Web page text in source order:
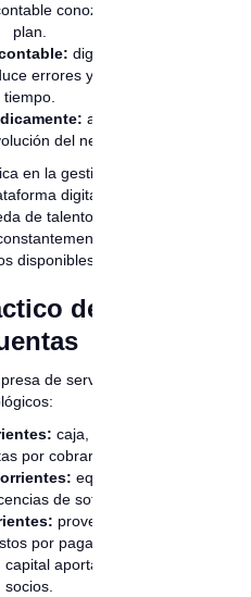
conozca bien el
plan.
digitalizar los
errores y ahorra
tiempo.
adapta tu
del negocio.
en la gestión de
digital te ayuda
de talento, capacitar
la base
disponibles.
de Plan
de servicios
caja, bancos,
por cobrar.
equipos de
de software.
proveedores,
por pagar.
capital aportado por
socios.